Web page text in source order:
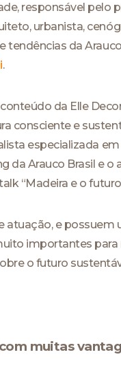
responsável pelo
urbanista,
da
.
da Elle
consciente e
especializada
da Arauco Brasil e
“Madeira e o
e
importantes
o futuro
muitas